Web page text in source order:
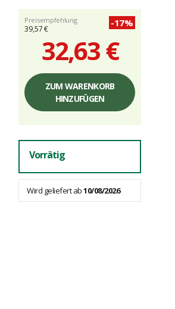
Preisempfehlung
39,57 €
-17%
32,63 €
Einzelpreis,
ohne
Gebühren
ZUM WARENKORB
HINZUFÜGEN
Vorrätig
Wird geliefert ab10/08/2026